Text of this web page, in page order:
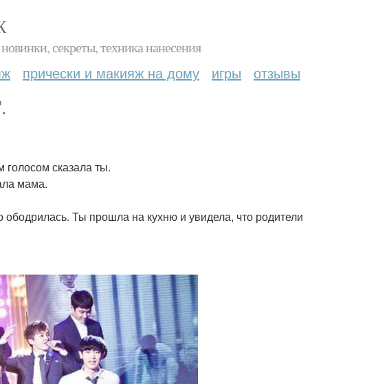
секреты, техника нанесения
прически и макияж на дому игры отзывы
сказала ты.
мама.
Ты прошла на кухню и увидела, что родители